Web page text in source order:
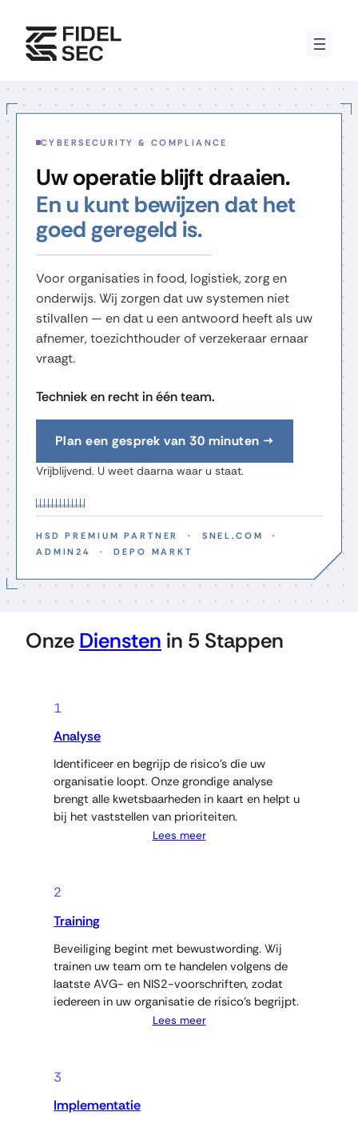
naar
CYBERSECURITY & COMPLIANCE
Uw operatie blijft draaien.
En u kunt bewijzen dat het
goed geregeld is.
Voor organisaties in food, logistiek, zorg en
onderwijs. Wij zorgen dat uw systemen niet
stilvallen — en dat u een antwoord heeft als uw
afnemer, toezichthouder of verzekeraar ernaar
vraagt.
Techniek en recht in één team.
Plan een gesprek van 30 minuten →
Vrijblijvend. U weet daarna waar u staat.
HSD PREMIUM PARTNER · SNEL.COM ·
ADMIN24 · DEPO MARKT
Onze Diensten in 5 Stappen
1
Analyse
Identificeer en begrijp de risico’s die uw
organisatie loopt. Onze grondige analyse
brengt alle kwetsbaarheden in kaart en helpt u
bij het vaststellen van prioriteiten.
Lees meer
2
Training
Beveiliging begint met bewustwording. Wij
trainen uw team om te handelen volgens de
laatste AVG- en NIS2-voorschriften, zodat
iedereen in uw organisatie de risico’s begrijpt.
Lees meer
3
Implementatie